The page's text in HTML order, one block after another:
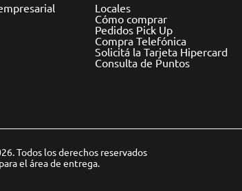
Locales
Cómo comprar
Pedidos Pick Up
Compra Telefónica
Solicitá la Tarjeta Hipercard
Consulta de Puntos
Todos los derechos reservados
el área de entrega.